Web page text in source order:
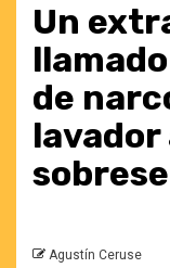
Un
de
lavador
Agustín Ceruse